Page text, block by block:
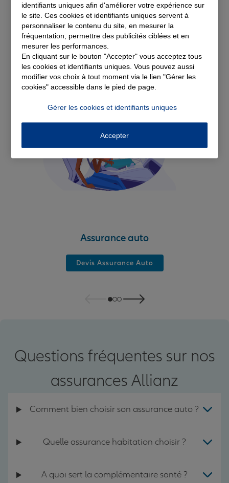
Découvrez nos
solutions d'assurance
Assurance auto
Devis Assurance Auto
Questions fréquentes sur nos
assurances Allianz
Comment bien choisir son assurance auto ?
Quelle assurance habitation choisir ?
A quoi sert la complémentaire santé ?
identifiants uniques afin d'améliorer votre expérience sur
le site. Ces cookies et identifiants uniques servent à
personnaliser le contenu du site, en mesurer la
fréquentation, permettre des publicités ciblées et en
mesurer les performances.
En cliquant sur le bouton "Accepter" vous acceptez tous
les cookies et identifiants uniques. Vous pouvez aussi
modifier vos choix à tout moment via le lien "Gérer les
cookies" accessible dans le pied de page.
Gérer les cookies et identifiants uniques
Accepter